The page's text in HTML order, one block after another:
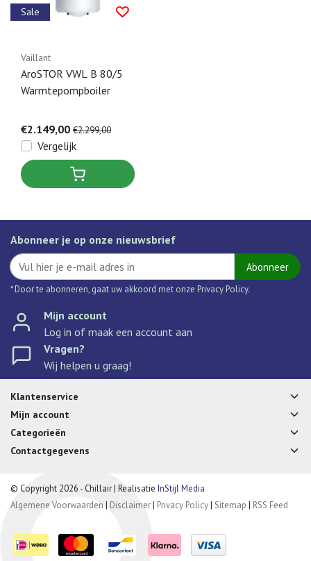
Sale
Vaillant
AroSTOR VWL B 80/5
Warmtepompboiler
€2.149,00 €2.299,00
Vergelijk
Abonneer je op onze nieuwsbrief
Abonneer
* Door te abonneren, gaat uw akkoord met onze Privacy Policy.
Mijn account
Log in of maak een account aan
Vragen?
Wij helpen u graag!
Klantenservice
Mijn account
Categorieën
Contactgegevens
© Copyright 2026 - Chillair | Realisatie InStijl Media
Algemene Voorwaarden | Disclaimer| Privacy Policy| Sitemap | RSS Feed